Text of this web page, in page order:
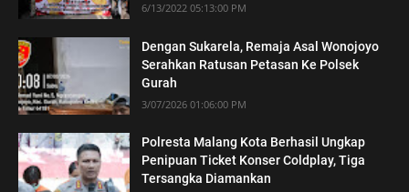
6/13/2022 05:13:00 PM
Dengan Sukarela, Remaja Asal Wonojoyo
Serahkan Ratusan Petasan Ke Polsek
Gurah
3/07/2026 01:06:00 PM
Polresta Malang Kota Berhasil Ungkap
Penipuan Ticket Konser Coldplay, Tiga
Tersangka Diamankan